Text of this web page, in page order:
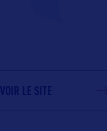
VOIR LE SITE